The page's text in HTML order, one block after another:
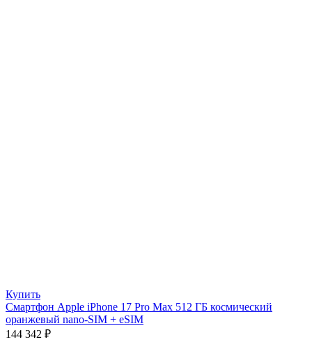
Купить
Смартфон Apple iPhone 17 Pro Max 512 ГБ космический
оранжевый nano-SIM + eSIM
144 342 ₽